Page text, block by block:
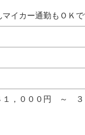
イカー通勤もＯＫで
，０００円 ～ ３